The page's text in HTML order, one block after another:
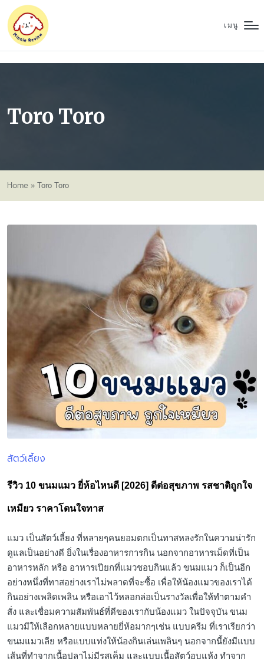
เมนู
Toro Toro
Home » Toro Toro
Posted
สัตว์เลี้ยง
รีวิว 10 ขนมแมว ยี่ห้อไหนดี [2026] ดีต่อสุขภาพ รสชาติถูกใจ
เหมียว ราคาโดนใจทาส
แมว เป็นสัตว์เลี้ยง ที่หลายๆคนยอมตกเป็นทาสหลงรักในความน่ารัก
ดูแลเป็นอย่างดี ยิ่งในเรื่องอาหารการกิน นอกจากอาหารเม็ดที่เป็น
อาหารหลัก หรือ อาหารเปียกที่แมวชอบกินแล้ว ขนมแมว ก็เป็นอีก
อย่างหนึ่งที่ทาสอย่างเราไม่พลาดที่จะซื้อ เพื่อให้น้องแมวของเราได้
กินอย่างเพลิดเพลิน หรือเอาไว้หลอกล่อเป็นรางวัลเพื่อให้ทำตามคำ
สั่ง และเชื่อมความสัมพันธ์ที่ดีของเรากับน้องแมว ในปัจจุบัน ขนม
แมวมีให้เลือกหลายแบบหลายยี่ห้อมากๆเช่น แบบครีม ที่เราเรียกว่า
ขนมแมวเลีย หรือแบบแท่งให้น้องกินเล่นเพลินๆ นอกจากนี้ยังมีแบบ
เส้นที่ทำจากเนื้อปลาไม่มีรสเค็ม และแบบเนื้อสัตว์อบแห้ง ทำจาก